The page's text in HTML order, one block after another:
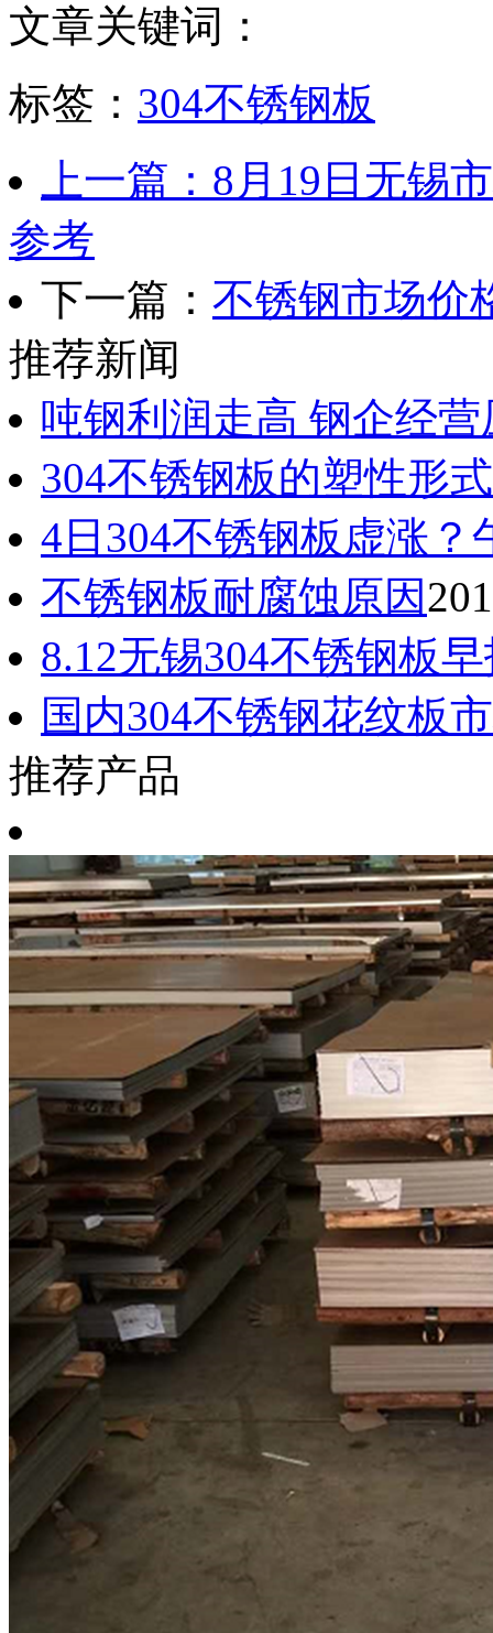
文章关键词：
标签： 304不锈钢板
上一篇：8月19日无锡
参考
下一篇： 不锈钢市场价
推荐新闻
吨钢利润走高 钢企经
304不锈钢板的塑性形
4日304不锈钢板虚涨？
不锈钢板耐腐蚀原因
8.12无锡304不锈钢板
国内304不锈钢花纹板
推荐产品